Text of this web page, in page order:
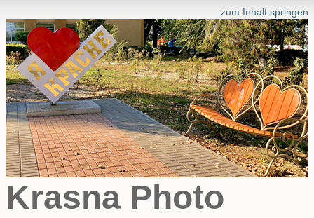
zum Inhalt springen
Krasna Photo